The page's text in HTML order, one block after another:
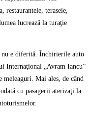
terasele,
lucrează la turaţie
e diferită. Închirierile auto
Internaţional „Avram Iancu”
Mai ales, de când
cu pasagerii aterizaţi la